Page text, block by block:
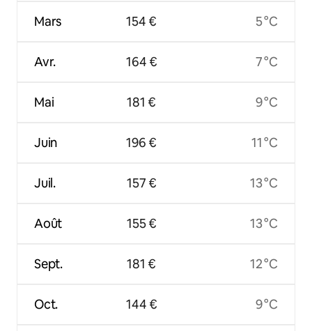
Mars
Avr.
Mai
Juin
Juil.
Août
Sept.
Oct.
154 €
164 €
181 €
196 €
157 €
155 €
181 €
144 €
5 °C
7 °C
9 °C
11 °C
13 °C
13 °C
12 °C
9 °C